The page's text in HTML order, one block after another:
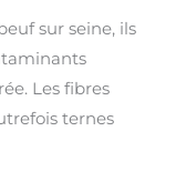
sur seine, ils
Les fibres
ternes